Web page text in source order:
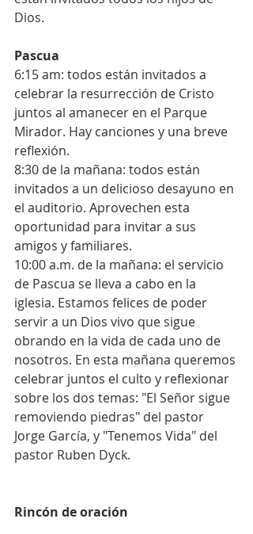
Dios.
Pascua
6:15 am: todos están invitados a
celebrar la resurrección de Cristo
juntos al amanecer en el Parque
Mirador. Hay canciones y una breve
reflexión.
8:30 de la mañana: todos están
invitados a un delicioso desayuno en
el auditorio. Aprovechen esta
oportunidad para invitar a sus
amigos y familiares.
10:00 a.m. de la mañana: el servicio
de Pascua se lleva a cabo en la
iglesia. Estamos felices de poder
servir a un Dios vivo que sigue
obrando en la vida de cada uno de
nosotros. En esta mañana queremos
celebrar juntos el culto y reflexionar
sobre los dos temas: "El Señor sigue
removiendo piedras" del pastor
Jorge García, y "Tenemos Vida" del
pastor Ruben Dyck.
Rincón de oración